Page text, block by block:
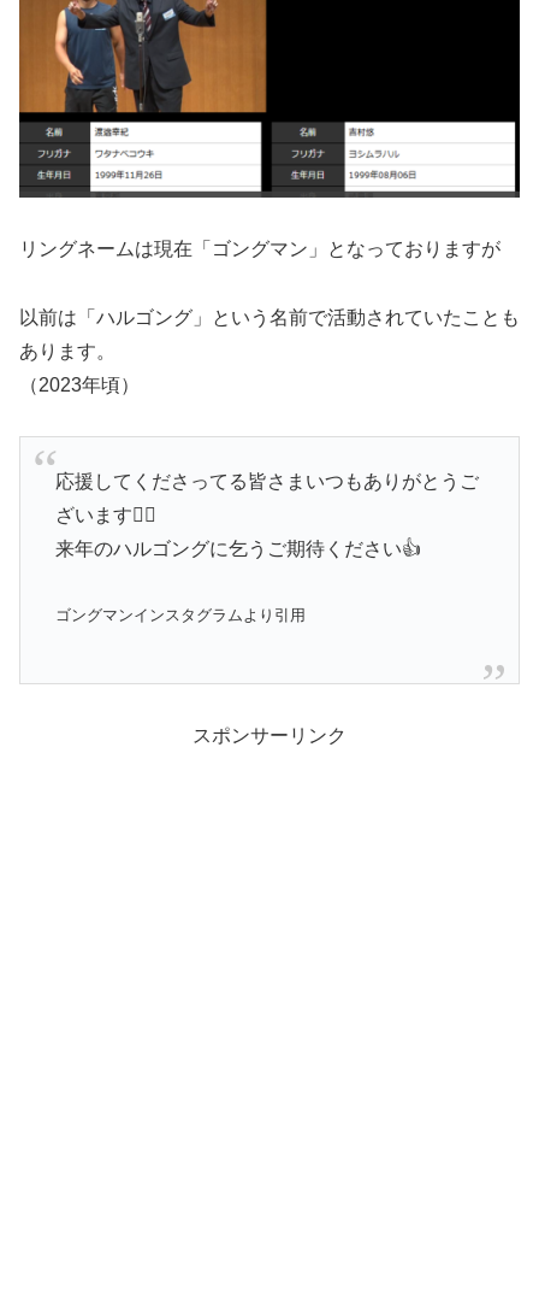
リングネームは現在「ゴングマン」となっておりますが
以前は「ハルゴング」という名前で活動されていたことも
あります。
（2023年頃）
応援してくださってる皆さまいつもありがとうご
ざいます🙇‍♂️
来年のハルゴングに乞うご期待ください👍
ゴングマンインスタグラムより引用
スポンサーリンク